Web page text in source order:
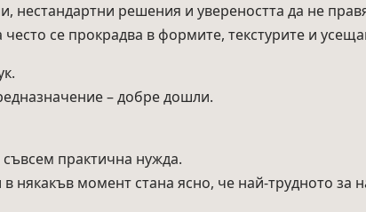
решения и увереността да не
се прокрадва в формите, текстурите и
– добре дошли.
практична нужда.
някакъв момент стана ясно, че най-трудното за